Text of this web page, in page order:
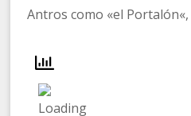
Antros como «el Portalón«,